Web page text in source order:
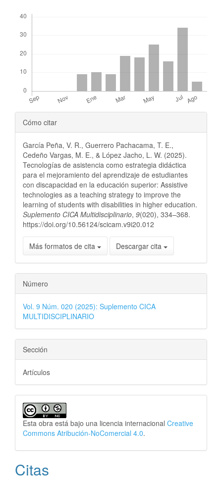
Detalles
del
artículo
Cómo citar
García Peña, V. R., Guerrero Pachacama, T. E.,
Cedeño Vargas, M. E., & López Jacho, L. W. (2025).
Tecnologías de asistencia como estrategia didáctica
para el mejoramiento del aprendizaje de estudiantes
con discapacidad en la educación superior: Assistive
technologies as a teaching strategy to improve the
learning of students with disabilities in higher education.
Suplemento CICA Multidisciplinario, 9(020), 334–368.
https://doi.org/10.56124/scicam.v9i20.012
Más formatos de cita Descargar cita
Número
Vol. 9 Núm. 020 (2025): Suplemento CICA
MULTIDISCIPLINARIO
Sección
Artículos
Esta obra está bajo una licencia internacional Creative
Commons Atribución-NoComercial 4.0.
Citas